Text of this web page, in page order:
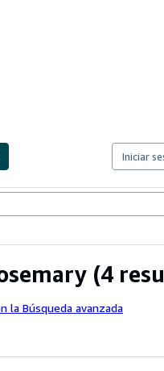
Iniciar
(4
la Búsqueda avanzada